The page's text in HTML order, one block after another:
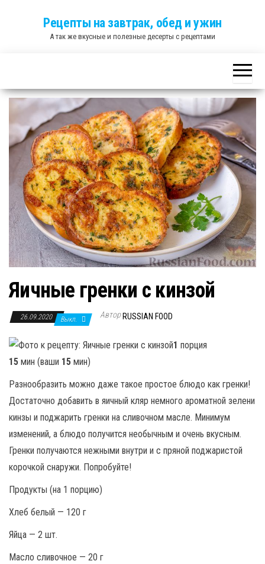
Рецепты на завтрак, обед и ужин
А так же вкусные и полезные десерты с рецептами
Яичные гренки с кинзой
26.09.2020 Выкл. Автор RUSSIAN FOOD
1 порция
15 мин (ваши 15 мин)
Разнообразить можно даже такое простое блюдо как гренки!
Достаточно добавить в яичный кляр немного ароматной зелени
кинзы и поджарить гренки на сливочном масле. Минимум
изменений, а блюдо получится необычным и очень вкусным.
Гренки получаются нежными внутри и с пряной поджаристой
корочкой снаружи. Попробуйте!
Продукты (на 1 порцию)
Хлеб белый — 120 г
Яйца — 2 шт.
Масло сливочное — 20 г